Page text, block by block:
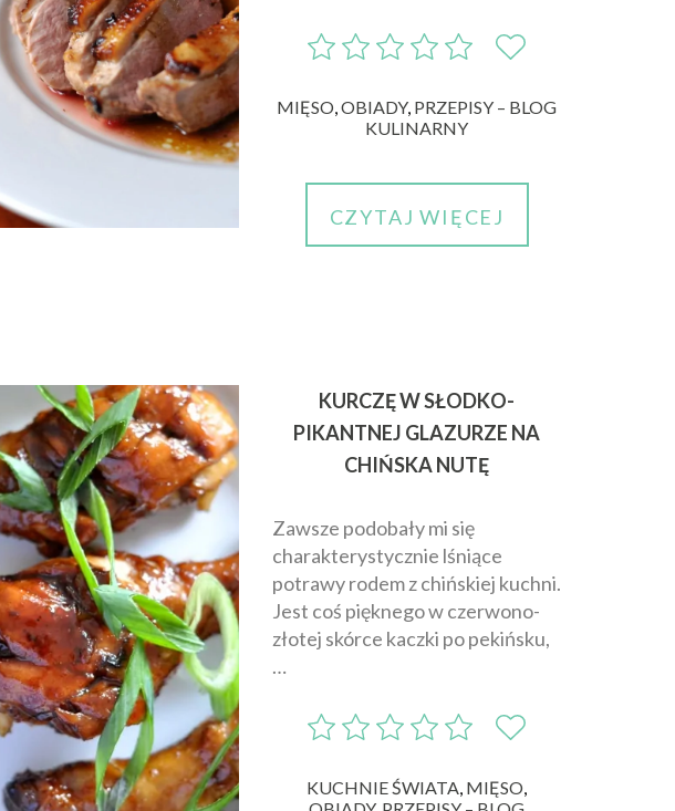
MIĘSO,OBIADY, PRZEPISY – BLOG
KULINARNY
CZYTAJ WIĘCEJ
KURCZĘ W SŁODKO-
PIKANTNEJ GLAZURZE NA
CHIŃSKA NUTĘ
Zawsze podobały mi się
charakterystycznie lśniące
potrawy rodem z chińskiej kuchni.
Jest coś pięknego w czerwono-
złotej skórce kaczki po pekińsku,
…
KUCHNIE ŚWIATA, MIĘSO,